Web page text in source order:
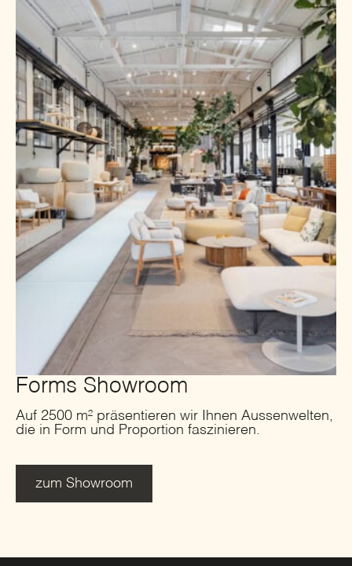
Forms Showroom
Auf 2500 m² präsentieren wir Ihnen Aussenwelten,
die in Form und Proportion faszinieren.
zum Showroom